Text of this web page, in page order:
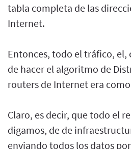
tabla completa de las
Internet.
Entonces, todo el tráfico, el,
de hacer el algoritmo de
routers de Internet era
Claro, es decir, que todo el
digamos, de de
enviando todos los datos